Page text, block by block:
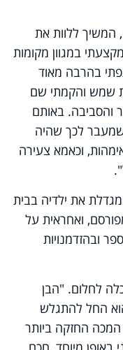
המשיך ללוות את
במגוון מקומות
בהרבה מאוד
שמש והקמתי שם
והסביבה. באותם
לכך שהיה
וכאמא צעירה
את ילדיה בבית
ואחראית על
ובהזדמנויות
לחלום. "הבן
היה בסך הכל בן 14 כשהוא החל להתגלש
החזקה ביותר